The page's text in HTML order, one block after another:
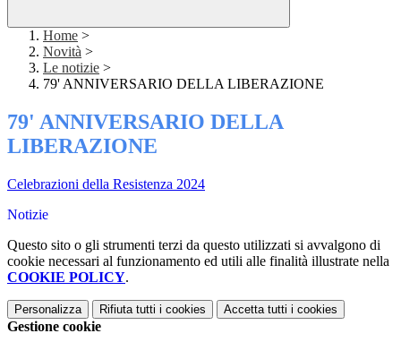
Home >
Novità >
Le notizie >
79' ANNIVERSARIO DELLA LIBERAZIONE
79' ANNIVERSARIO DELLA
LIBERAZIONE
Celebrazioni della Resistenza 2024
Notizie
Questo sito o gli strumenti terzi da questo utilizzati si avvalgono di
cookie necessari al funzionamento ed utili alle finalità illustrate nella
COOKIE POLICY.
Personalizza Rifiuta tutti i cookies Accetta tutti i cookies
Gestione cookie